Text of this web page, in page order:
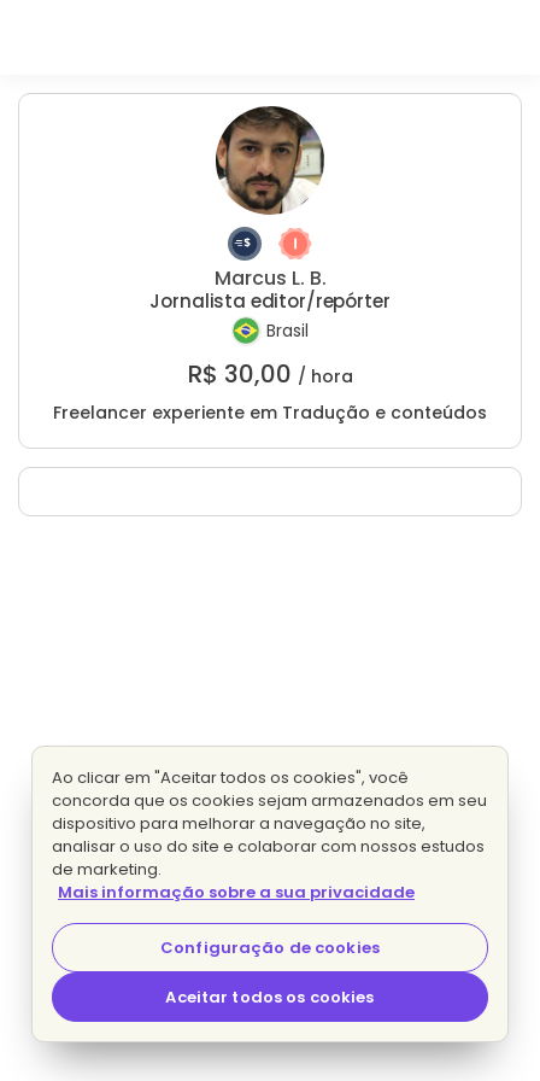
Marcus L. B.
Jornalista editor/repórter
Brasil
R$ 30,00 / hora
Freelancer experiente em Tradução e conteúdos
Ao clicar em "Aceitar todos os cookies", você
concorda que os cookies sejam armazenados em seu
dispositivo para melhorar a navegação no site,
analisar o uso do site e colaborar com nossos estudos
de marketing.
Mais informação sobre a sua privacidade
Configuração de cookies
Aceitar todos os cookies